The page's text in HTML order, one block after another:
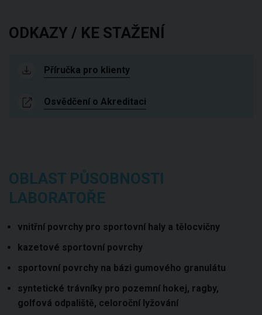
ODKAZY / KE STAŽENÍ
Příručka pro klienty
Osvědčení o Akreditaci
OBLAST PŮSOBNOSTI
LABORATOŘE
vnitřní povrchy pro sportovní haly a tělocvičny
kazetové sportovní povrchy
sportovní povrchy na bázi gumového granulátu
syntetické trávníky pro pozemní hokej, ragby,
golfová odpaliště, celoroční lyžování